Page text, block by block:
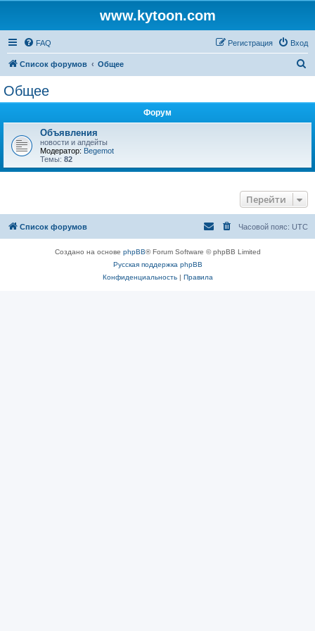
www.kytoon.com
FAQ Вход
Регистрация
Список форумов Общее
Общее
Форум
Объявления
новости и апдейты
Модератор: Begemot
Темы: 82
Перейти
Список форумов Часовой пояс: UTC
Создано на основе phpBB® Forum Software © phpBB Limited
Русская поддержка phpBB
Конфиденциальность| Правила